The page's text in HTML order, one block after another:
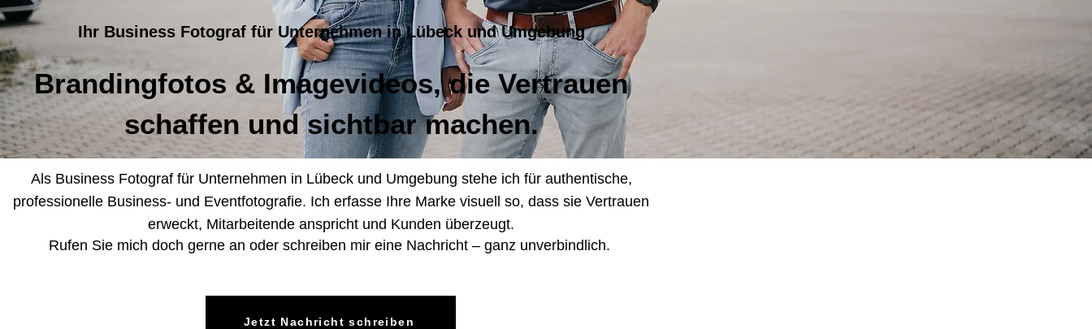
Ihr Business Fotograf für Unternehmen in Lübeck und Umgebung
Brandingfotos & Imagevideos, die Vertrauen
schaffen und sichtbar machen.
Als Business Fotograf für Unternehmen in Lübeck und Umgebung stehe ich für authentische,
professionelle Business- und Eventfotografie. Ich erfasse Ihre Marke visuell so, dass sie Vertrauen
erweckt, Mitarbeitende anspricht und Kunden überzeugt.
Rufen Sie mich doch gerne an oder schreiben mir eine Nachricht – ganz unverbindlich.
Jetzt Nachricht schreiben